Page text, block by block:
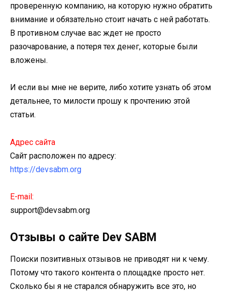
проверенную компанию, на которую нужно обратить
внимание и обязательно стоит начать с ней работать.
В противном случае вас ждет не просто
разочарование, а потеря тех денег, которые были
вложены.
И если вы мне не верите, либо хотите узнать об этом
детальнее, то милости прошу к прочтению этой
статьи.
Адрес сайта
Сайт расположен по адресу:
https://devsabm.org
E-mail:
support@devsabm.org
Отзывы о сайте Dev SABM
Поиски позитивных отзывов не приводят ни к чему.
Потому что такого контента о площадке просто нет.
Сколько бы я не старался обнаружить все это, но